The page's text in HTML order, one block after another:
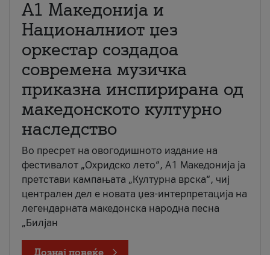
А1 Македонија и
Националниот џез
оркестар создадоа
современа музичка
приказна инспирирана од
македонското културно
наследство
Во пресрет на овогодишното издание на
фестивалот „Охридско лето“, А1 Македонија ја
претстави кампањата „Културна врска“, чиј
централен дел е новата џез-интерпретација на
легендарната македонска народна песна
„Билјан
Дознај повеќе